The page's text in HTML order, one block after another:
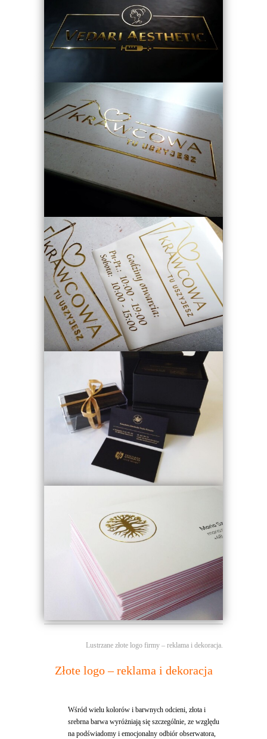
Lustrzane złote logo firmy – reklama i dekoracja.
Złote logo – reklama i dekoracja
Wśród wielu kolorów i barwnych odcieni, złota i
srebrna barwa wyróżniają się szczególnie, ze względu
na podświadomy i emocjonalny odbiór obserwatora,